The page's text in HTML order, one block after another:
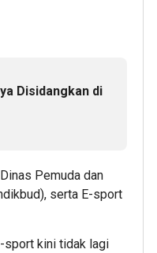
Disidangkan di
Pemuda dan
serta E-sport
sport kini tidak lagi